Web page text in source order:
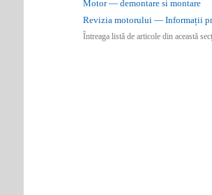
Motor — demontare si montare
Revizia motorului — Informații
Întreaga listă de articole din această